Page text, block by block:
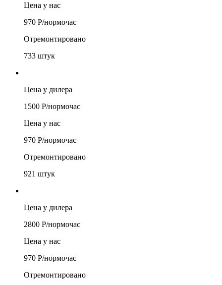
Цена у нас
970 Р/нормочас
Отремонтировано
733 штук
Цена у дилера
1500 Р/нормочас
Цена у нас
970 Р/нормочас
Отремонтировано
921 штук
Цена у дилера
2800 Р/нормочас
Цена у нас
970 Р/нормочас
Отремонтировано